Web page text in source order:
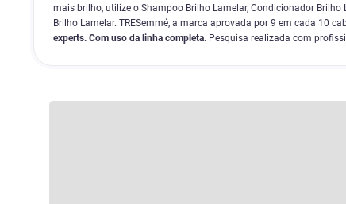
mais brilho, utilize o Shampoo Brilho Lamelar, Condicionador
Brilho Lamelar. TRESemmé, a marca aprovada por 9 em cada 10
experts. Com uso da linha completa. Pesquisa realizada com